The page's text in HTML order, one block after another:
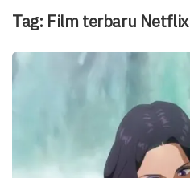
Tag: Film terbaru Netflix